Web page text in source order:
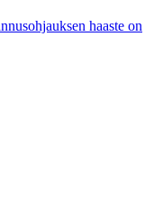
haaste on